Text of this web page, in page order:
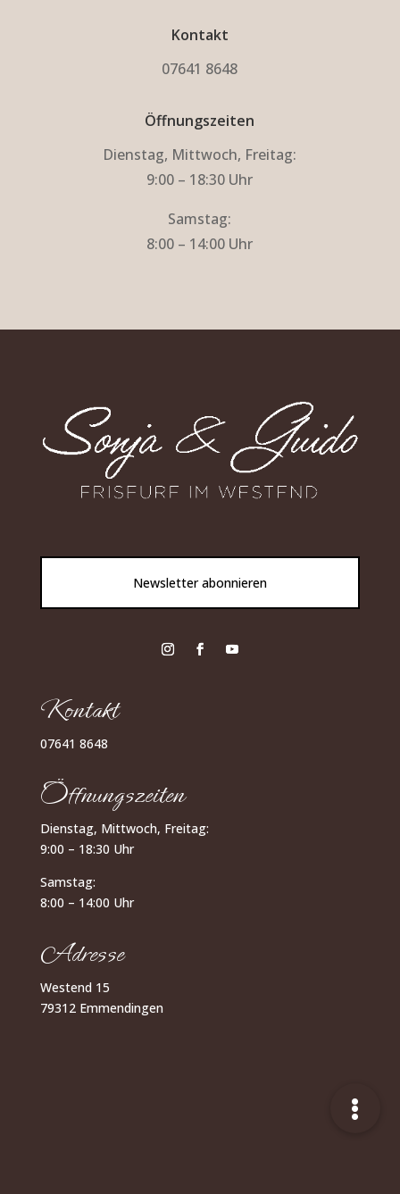
Kontakt
07641 8648
Öffnungszeiten
Dienstag, Mittwoch, Freitag:
9:00 – 18:30 Uhr
Samstag:
8:00 – 14:00 Uhr
Newsletter abonnieren
Kontakt
07641 8648
Öffnungszeiten
Dienstag, Mittwoch, Freitag:
9:00 – 18:30 Uhr
Samstag:
8:00 – 14:00 Uhr
Adresse
Westend 15
79312 Emmendingen